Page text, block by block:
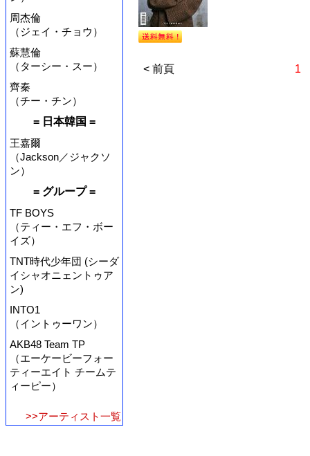
周杰倫
（ジェイ・チョウ）
蘇慧倫
（ターシー・スー）
齊秦
（チー・チン）
= 日本韓国 =
王嘉爾
（Jackson／ジャクソ
ン）
= グループ =
TF BOYS
（ティー・エフ・ボー
イズ）
TNT時代少年団 (シーダ
イシャオニェントゥア
ン)
INTO1
（イントゥーワン）
AKB48 Team TP
（エーケービーフォー
ティーエイト チームテ
ィーピー）
>>アーティスト一覧
< 前頁 1